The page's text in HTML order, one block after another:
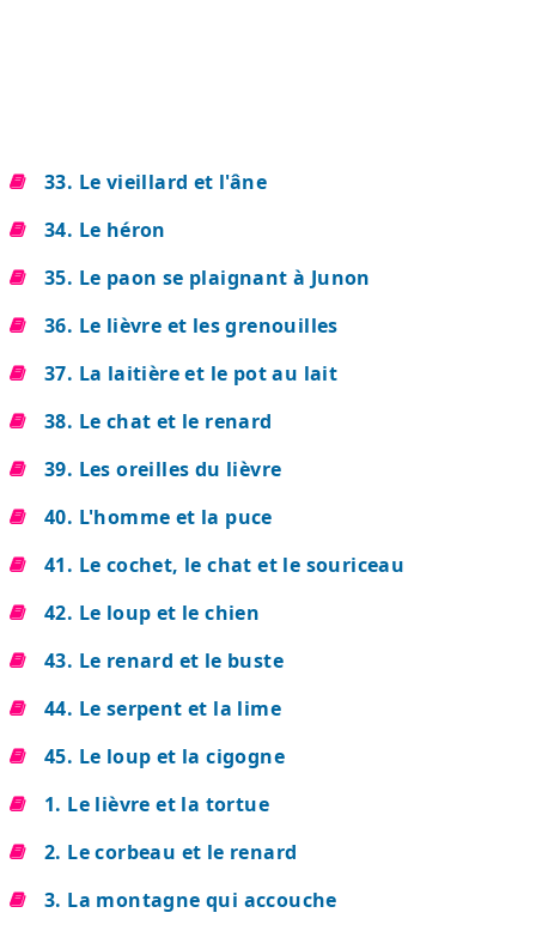
33. Le vieillard et l'âne
34. Le héron
35. Le paon se plaignant à Junon
36. Le lièvre et les grenouilles
37. La laitière et le pot au lait
38. Le chat et le renard
39. Les oreilles du lièvre
40. L'homme et la puce
41. Le cochet, le chat et le souriceau
42. Le loup et le chien
43. Le renard et le buste
44. Le serpent et la lime
45. Le loup et la cigogne
1. Le lièvre et la tortue
2. Le corbeau et le renard
3. La montagne qui accouche